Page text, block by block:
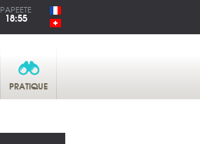
PAPEETE
18:55
PRATIQUE